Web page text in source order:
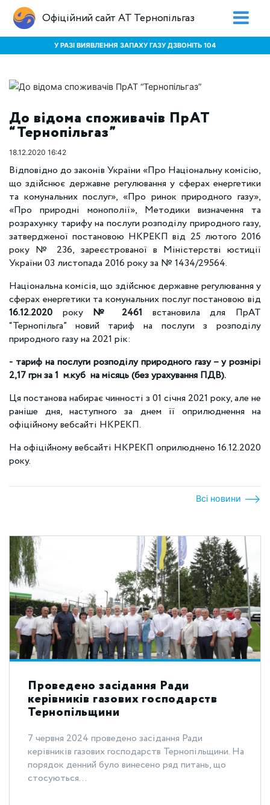
Офіційний сайт АТ Тернопільгаз
У РАЗІ ВИЯВЛЕННЯ ЗАПАХУ ГАЗУ ДЗВОНІТЬ 104
До відома споживачів ПрАТ
“Тернопільгаз”
18.12.2020 16:42
Відповідно до законів України «Про Національну комісію,
що здійснює державне регулювання у сферах енергетики
та комунальних послуг», «Про ринок природного газу»,
«Про природні монополії», Методики визначення та
розрахунку тарифу на послуги розподілу природного газу,
затвердженої постановою НКРЕКП від 25 лютого 2016
року № 236, зареєстрованої в Міністерстві юстиції
України 03 листопада 2016 року за № 1434/29564.
Національна комісія, що здійснює державне регулювання у
сферах енергетики та комунальних послуг постановою від
16.12.2020 року№ 2461 встановила для ПрАТ
“Тернопільга” новий тариф на послуги з розподілу
природного газу на 2021 рік:
- тариф на послуги розподілу природного газу – у розмірі
2,17 грн за 1 м.куб на місяць (без урахування ПДВ).
Ця постанова набирає чинності з 01 січня 2021 року, але не
раніше дня, наступного за днем її оприлюднення на
офіційному вебсайті НКРЕКП.
На офіційному вебсайті НКРЕКП оприлюднено 16.12.2020
року.
Всі новини
Проведено засідання Ради
керівників газових господарств
Тернопільщини
7 червня 2024 проведено засідання Ради
керівників газових господарств Тернопільщини. На
порядок денний було винесено ряд питань, що
стосуються...